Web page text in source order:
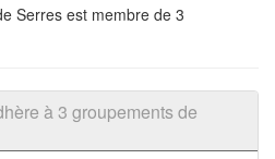
Serres est membre de 3
à 3 groupements de